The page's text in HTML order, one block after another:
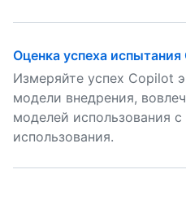
Оценка успеха
Измеряйте успех Copilot
модели внедрения,
моделей использования
использования.